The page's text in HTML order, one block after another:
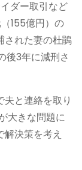
ダー取引など
155億円）の
された妻の杜鵑
後3年に減刑さ
と連絡を取り
大きな問題に
決策を考え